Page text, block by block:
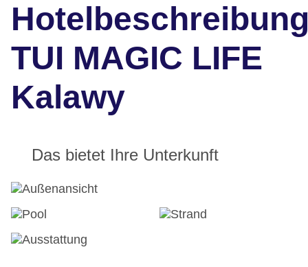
TUI MAGIC LIFE
Kalawy
Das bietet Ihre Unterkunft